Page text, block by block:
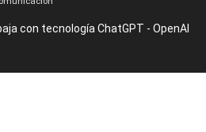
con tecnología ChatGPT - OpenAI